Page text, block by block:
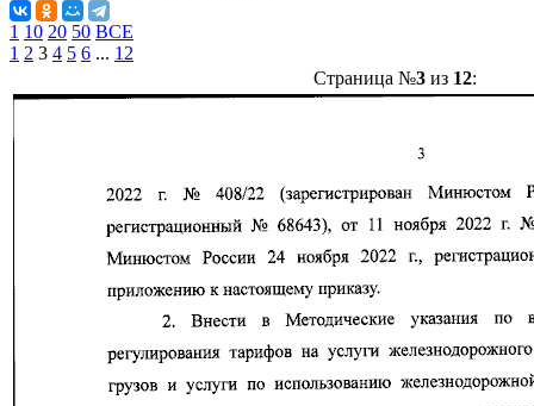
1 10 20 50 ВСЕ
1 2 3 4 5 6 ... 12
Страница №3из 12: